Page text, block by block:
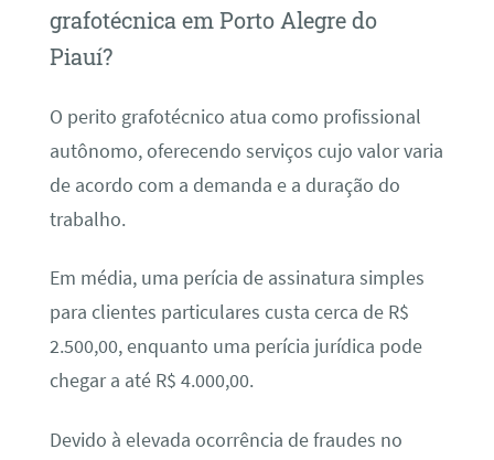
grafotécnica em Porto Alegre do
Piauí?
O perito grafotécnico atua como profissional
autônomo, oferecendo serviços cujo valor varia
de acordo com a demanda e a duração do
trabalho.
Em média, uma perícia de assinatura simples
para clientes particulares custa cerca de R$
2.500,00, enquanto uma perícia jurídica pode
chegar a até R$ 4.000,00.
Devido à elevada ocorrência de fraudes no